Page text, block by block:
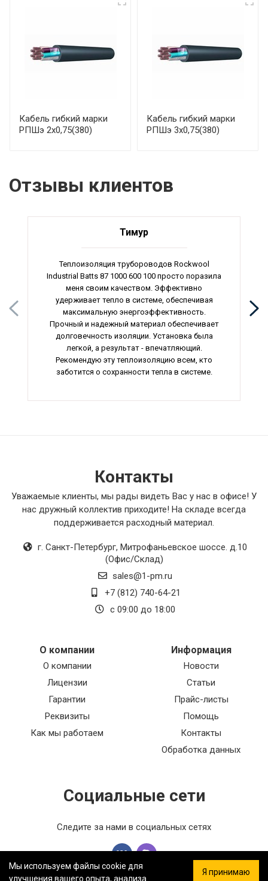
Кабель гибкий марки
РПШэ 2х0,75(380)
Кабель гибкий марки
РПШэ 3х0,75(380)
Отзывы клиентов
Тимур
Теплоизоляция трубороводов Rockwool
Industrial Batts 87 1000 600 100 просто поразила
меня своим качеством. Эффективно
удерживает тепло в системе, обеспечивая
максимальную энергоэффективность.
Прочный и надежный материал обеспечивает
долговечность изоляции. Установка была
легкой, а результат - впечатляющий.
Рекомендую эту теплоизоляцию всем, кто
заботится о сохранности тепла в системе.
Контакты
Уважаемые клиенты, мы рады видеть Вас у нас в офисе! У
нас дружный коллектив приходите! На складе всегда
поддерживается расходный материал.
г. Санкт-Петербург, Митрофаньевское шоссе. д.10
(Офис/Склад)
sales@1-pm.ru
+7 (812) 740-64-21
с 09:00 до 18:00
О компании
О компании
Лицензии
Гарантии
Реквизиты
Как мы работаем
Информация
Новости
Статьи
Прайс-листы
Помощь
Контакты
Обработка данных
Социальные сети
Следите за нами в социальных сетях
Мы используем файлы cookie для
улучшения вашего опыта, анализа
Я принимаю